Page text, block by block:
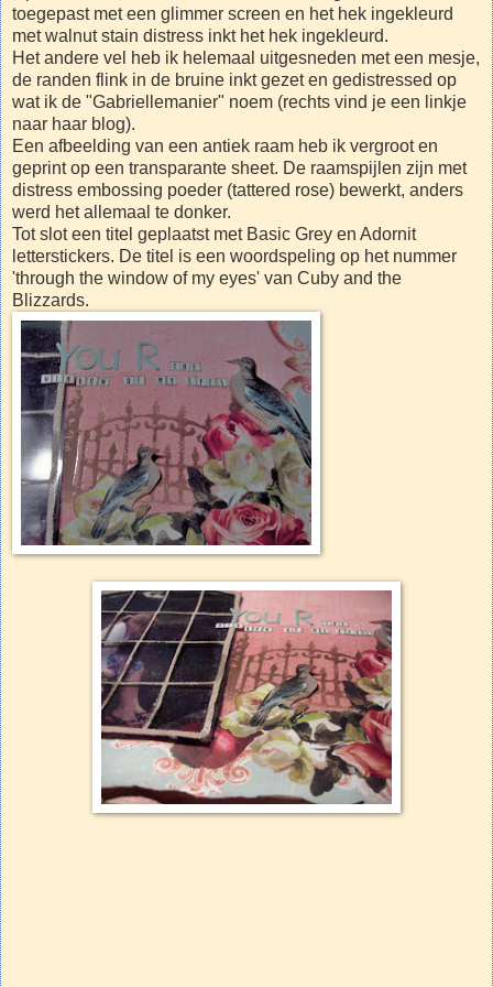
toegepast met een glimmer screen en het hek ingekleurd
met walnut stain distress inkt het hek ingekleurd.
Het andere vel heb ik helemaal uitgesneden met een mesje,
de randen flink in de bruine inkt gezet en gedistressed op
wat ik de "Gabriellemanier" noem (rechts vind je een linkje
naar haar blog).
Een afbeelding van een antiek raam heb ik vergroot en
geprint op een transparante sheet. De raamspijlen zijn met
distress embossing poeder (tattered rose) bewerkt, anders
werd het allemaal te donker.
Tot slot een titel geplaatst met Basic Grey en Adornit
letterstickers. De titel is een woordspeling op het nummer
'through the window of my eyes' van Cuby and the
Blizzards.